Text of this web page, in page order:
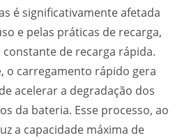
é significativamente afetada
e pelas práticas de recarga,
de recarga rápida.
o carregamento rápido gera
acelerar a degradação dos
da bateria. Esse processo, ao
a capacidade máxima de